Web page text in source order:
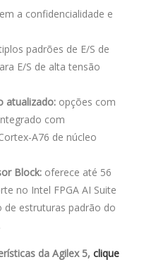
a confidencialidade e
padrões de E/S de
E/S de alta tensão
atualizado: opções com
com
A76 de núcleo
Block: oferece até 56
no Intel FPGA AI Suite
estruturas padrão do
da Agilex 5,clique